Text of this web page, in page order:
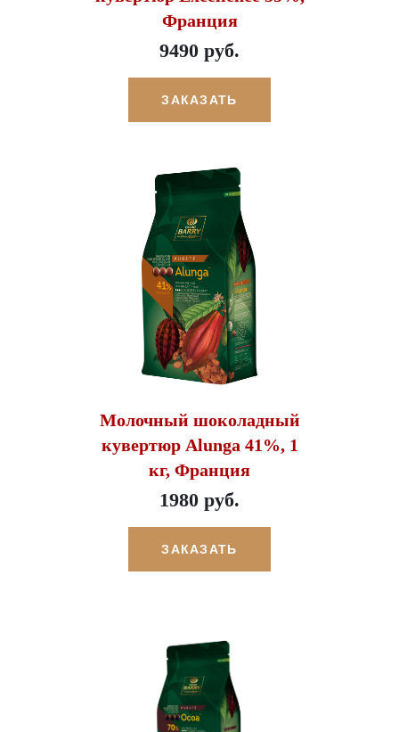
Франция
9490 руб.
ЗАКАЗАТЬ
Молочный шоколадный
кувертюр Alunga 41%, 1
кг, Франция
1980 руб.
ЗАКАЗАТЬ